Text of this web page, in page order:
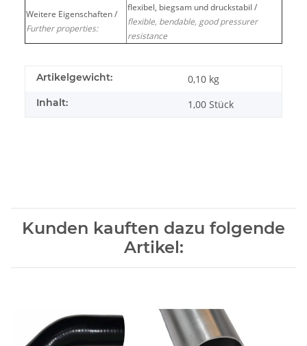
Weitere Eigenschaften /
Further properties:
flexibel, biegsam und druckstabil /
flexible, bendable, good pressurer
resistance
Artikelgewicht: 0,10 kg
Inhalt: 1,00 Stück
Kunden kauften dazu folgende
Artikel: